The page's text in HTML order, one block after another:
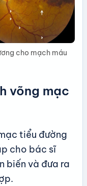
cho mạch máu
võng mạc
tiểu đường
cho bác sĩ
biến và đưa ra